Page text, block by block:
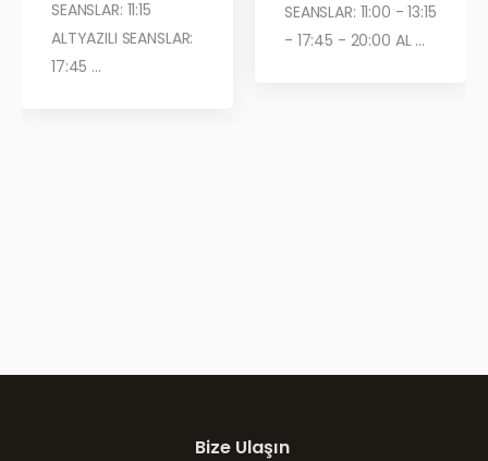
SEANSLAR: 11:15
ALTYAZILI SEANSLAR:
17:45 ...
SEANSLAR: 11:00 - 13:15
- 17:45 - 20:00 AL ...
Bize Ulaşın